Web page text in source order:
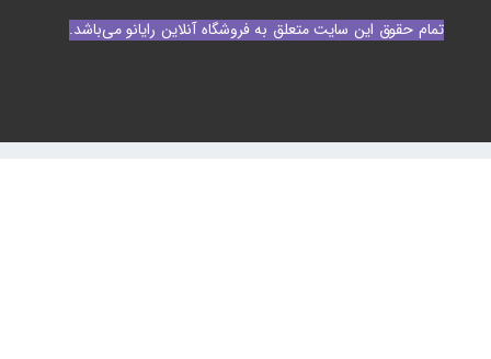
تمام حقوق این سایت متعلق به فروشگاه آنلاین رایانو می‌باشد.